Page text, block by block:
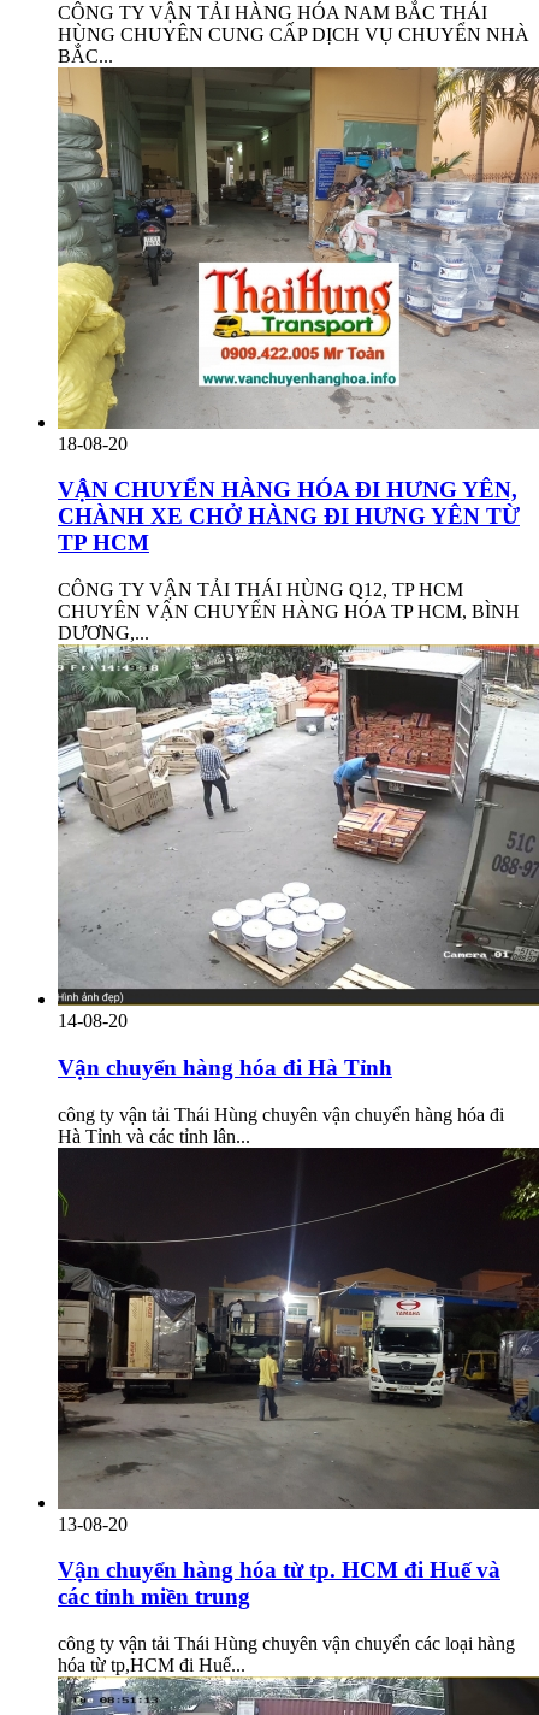
CÔNG TY VẬN TẢI HÀNG HÓA NAM BẮC THÁI
HÙNG CHUYÊN CUNG CẤP DỊCH VỤ CHUYỂN NHÀ
BẮC...
18-08-20
VẬN CHUYỂN HÀNG HÓA ĐI HƯNG YÊN,
CHÀNH XE CHỞ HÀNG ĐI HƯNG YÊN TỪ
TP HCM
CÔNG TY VẬN TẢI THÁI HÙNG Q12, TP HCM
CHUYÊN VẬN CHUYỂN HÀNG HÓA TP HCM, BÌNH
DƯƠNG,...
14-08-20
Vận chuyển hàng hóa đi Hà Tỉnh
công ty vận tải Thái Hùng chuyên vận chuyển hàng hóa đi
Hà Tỉnh và các tỉnh lân...
13-08-20
Vận chuyển hàng hóa từ tp. HCM đi Huế và
các tỉnh miền trung
công ty vận tải Thái Hùng chuyên vận chuyển các loại hàng
hóa từ tp,HCM đi Huế...